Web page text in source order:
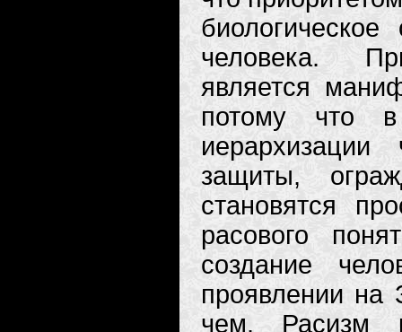
человека.
является
потому что
защиты,
становятся
расового
создание
проявлении на
чем. Расизм